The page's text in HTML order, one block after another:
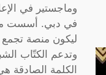
وماجستير في
في دبي. أسست
ليكون منصة تجمع
وتدعم الكتّاب
الكلمة الصادقة